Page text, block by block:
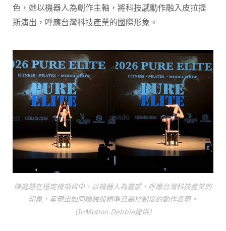
色，她以機器人為創作主軸，將科技感動作融入皮拉提
斯演出，呼應台灣科技產業的國際形象。
陳庭慧在穩定椅項目中，以機器人為靈感，呼應台灣科技產業的
印象，呈現出如同機械般精準且高控制度的動作表現。
（InMotion.Debbie提供）